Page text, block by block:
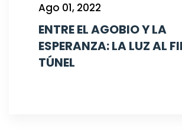
Ago 01, 2022
ENTRE EL AGOBIO Y LA
ESPERANZA: LA LUZ AL
TÚNEL